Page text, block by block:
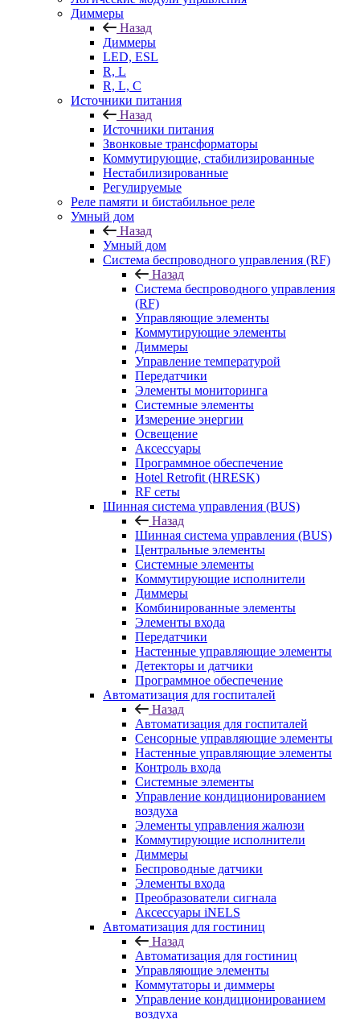
Диммеры
Назад
Диммеры
LED, ESL
R, L
R, L, C
Источники питания
Назад
Источники питания
Звонковые трансформаторы
Коммутирующие, стабилизированные
Нестабилизированные
Регулируемые
Реле памяти и бистабильное реле
Умный дом
Назад
Умный дом
Система беспроводного управления (RF)
Назад
Система беспроводного управления
(RF)
Управляющие элементы
Коммутирующие элементы
Диммеры
Управление температурой
Передатчики
Элементы мониторинга
Системные элементы
Измерение энергии
Освещение
Аксессуары
Программное обеспечение
Hotel Retrofit (HRESK)
RF сеты
Шинная система управления (BUS)
Назад
Шинная система управления (BUS)
Центральные элементы
Системные элементы
Коммутирующие исполнители
Диммеры
Комбинированные элементы
Элементы входа
Передатчики
Настенные управляющие элементы
Детекторы и датчики
Программное обеспечение
Автоматизация для госпиталей
Назад
Автоматизация для госпиталей
Сенсорные управляющие элементы
Настенные управляющие элементы
Контроль входа
Системные элементы
Управление кондиционированием
воздуха
Элементы управления жалюзи
Коммутирующие исполнители
Диммеры
Беспроводные датчики
Элементы входа
Преобразователи сигнала
Аксессуары iNELS
Автоматизация для гостиниц
Назад
Автоматизация для гостиниц
Управляющие элементы
Коммутаторы и диммеры
Управление кондиционированием
воздуха